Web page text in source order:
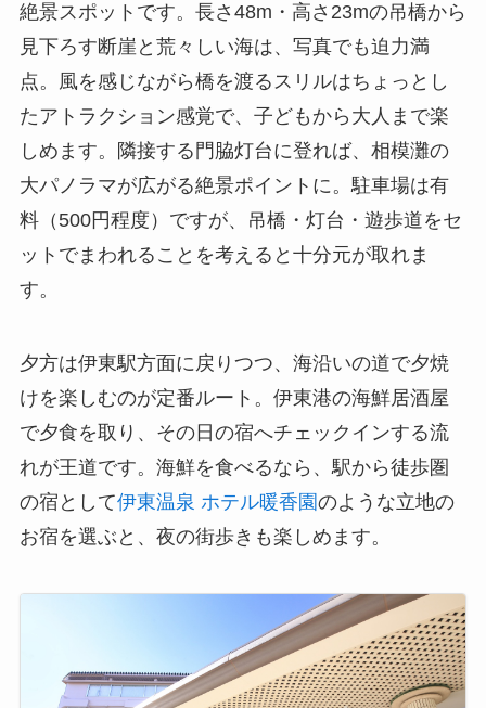
絶景スポットです。長さ48m・高さ23mの吊橋から
見下ろす断崖と荒々しい海は、写真でも迫力満
点。風を感じながら橋を渡るスリルはちょっとし
たアトラクション感覚で、子どもから大人まで楽
しめます。隣接する門脇灯台に登れば、相模灘の
大パノラマが広がる絶景ポイントに。駐車場は有
料（500円程度）ですが、吊橋・灯台・遊歩道をセ
ットでまわれることを考えると十分元が取れま
す。
夕方は伊東駅方面に戻りつつ、海沿いの道で夕焼
けを楽しむのが定番ルート。伊東港の海鮮居酒屋
で夕食を取り、その日の宿へチェックインする流
れが王道です。海鮮を食べるなら、駅から徒歩圏
の宿として伊東温泉 ホテル暖香園のような立地の
お宿を選ぶと、夜の街歩きも楽しめます。